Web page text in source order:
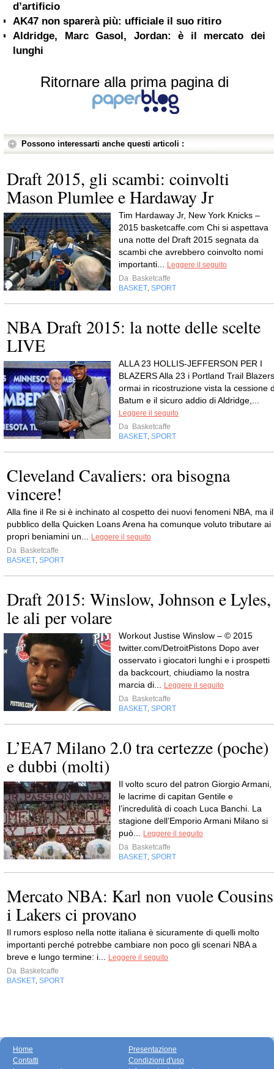
d’artificio
AK47 non sparerà più: ufficiale il suo ritiro
Aldridge, Marc Gasol, Jordan: è il mercato dei
lunghi
Ritornare alla prima pagina di
Possono interessarti anche questi articoli :
Draft 2015, gli scambi: coinvolti
Mason Plumlee e Hardaway Jr
Tim Hardaway Jr, New York Knicks –
2015 basketcaffe.com Chi si aspettava
una notte del Draft 2015 segnata da
scambi che avrebbero coinvolto nomi
importanti...
Leggere il seguito
Da Basketcaffe
BASKET SPORT
NBA Draft 2015: la notte delle scelte
LIVE
ALLA 23 HOLLIS-JEFFERSON PER I
BLAZERS Alla 23 i Portland Trail
ormai in ricostruzione vista la cessione
Batum e il sicuro addio di Aldridge,...
Leggere il seguito
Da Basketcaffe
BASKET SPORT
Cleveland Cavaliers: ora bisogna
vincere!
Alla fine il Re si è inchinato al cospetto dei nuovi fenomeni NBA, ma il
pubblico della Quicken Loans Arena ha comunque voluto tributare ai
propri beniamini un...
Leggere il seguito
Da Basketcaffe
BASKET SPORT
Draft 2015: Winslow, Johnson e Lyles,
le ali per volare
Workout Justise Winslow – © 2015
twitter.com/DetroitPistons Dopo aver
osservato i giocatori lunghi e i prospetti
da backcourt, chiudiamo la nostra
marcia di...
Leggere il seguito
Da Basketcaffe
BASKET SPORT
L’EA7 Milano 2.0 tra certezze (poche)
e dubbi (molti)
Il volto scuro del patron Giorgio Armani,
le lacrime di capitan Gentile e
l’incredulità di coach Luca Banchi. La
stagione dell’Emporio Armani Milano si
può...
Leggere il seguito
Da Basketcaffe
BASKET SPORT
Mercato NBA: Karl non vuole
i Lakers ci provano
Il rumors esploso nella notte italiana è sicuramente di quelli molto
importanti perché potrebbe cambiare non poco gli scenari NBA a
breve e lungo termine: i...
Leggere il seguito
Da Basketcaffe
BASKET SPORT
Home
Contatti
Presentazione
Condizioni d'uso